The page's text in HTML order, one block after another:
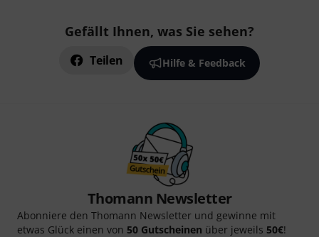
Gefällt Ihnen, was Sie sehen?
Teilen Hilfe & Feedback
Thomann Newsletter
Abonniere den Thomann Newsletter und gewinne mit
etwas Glück einen von 50 Gutscheinen über jeweils 50€!